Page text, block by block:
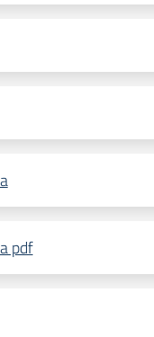
pdf